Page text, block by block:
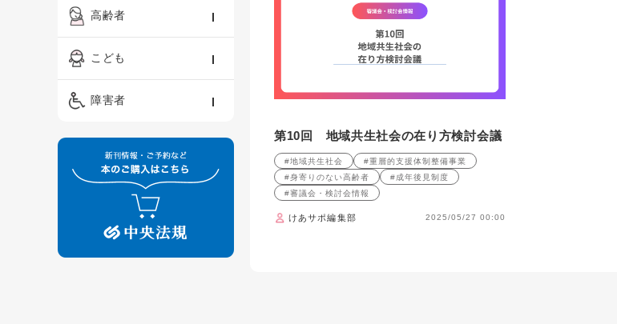
ケアマネジャー
精神保健福祉士
保育士
高齢者
認知症ケア・介護技術
ーシャルワーク
看護
制度
こども
保育・教育／発達障害
障害者
障害者支援・福祉 第10回 地域共生社会の在り方検討会議
#地域共生社会
#重層的支援体制整備事業
#身寄りのない高齢者
#成年後見制度
#審議会・検討会情報
けあサポ編集部 2025/05/27 00:00